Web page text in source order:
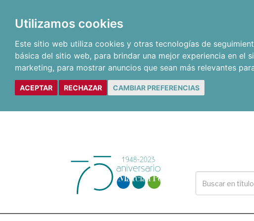
Utilizamos cookies
Este sitio web utiliza cookies y otras tecnologías de
básica del sitio web, para brindar una mejor experiencia en el
marketing, para mostrar anuncios que sean más relevantes
ACEPTAR RECHAZAR CAMBIAR PREFERENCIAS